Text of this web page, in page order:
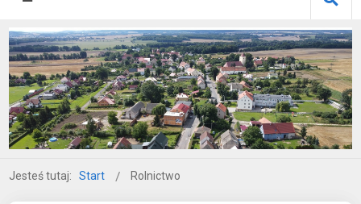
Jesteś tutaj: Start Rolnictwo